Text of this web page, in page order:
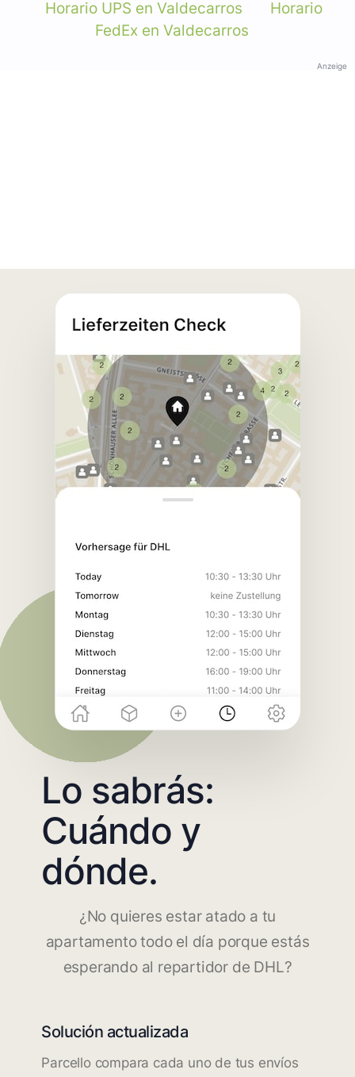
Horario UPS en Valdecarros
Horario
FedEx en Valdecarros
Anzeige
Lo sabrás:
Cuándo y
dónde.
¿No quieres estar atado a tu
apartamento todo el día porque estás
esperando al repartidor de DHL?
Solución actualizada
Parcello compara cada uno de tus envíos